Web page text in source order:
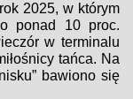
2025, w którym
ponad 10 proc.
w terminalu
tańca. Na
bawiono się